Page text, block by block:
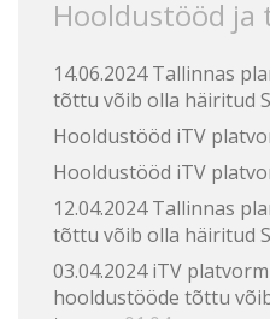
Hooldustööd ja
14.06.2024 Tallinnas
tõttu võib olla häiritud
Hooldustööd iTV
Hooldustööd iTV
12.04.2024 Tallinnas
tõttu võib olla häiritud
03.04.2024 iTV
hooldustööde tõttu